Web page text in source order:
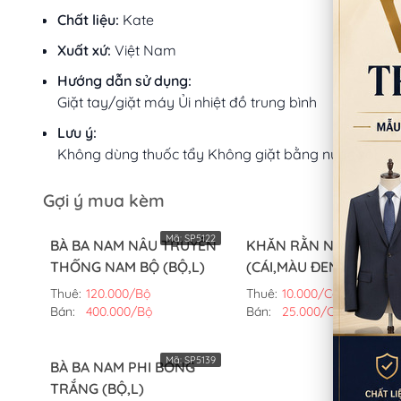
Chất liệu: Kate
Xuất xứ: Việt Nam
Hướng dẫn sử dụng:
Giặt tay/giặt máy Ủi nhiệt đồ trung bình
Lưu ý:
Không dùng thuốc tẩy Không giặt bằng nước sôi
Gợi ý mua kèm
BÀ BA NAM NÂU TRUYỀN
THỐNG NAM BỘ (BỘ,L)
Thuê: 120.000/Bộ
Bán:
400.000/Bộ
Mã:SP5122
KHĂN RẰN NAM BỘ
(CÁI,MÀU ĐEN)
Thuê: 10.000/Cái
Bán:
25.000/Cái
Mã:
BÀ BA NAM PHI BÓNG
TRẮNG (BỘ,L)
Mã:SP5139